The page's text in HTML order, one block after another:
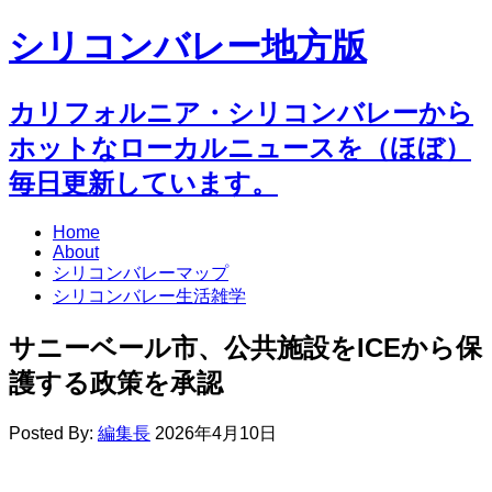
シリコンバレー地方版
カリフォルニア・シリコンバレーから
ホットなローカルニュースを（ほぼ）
毎日更新しています。
Home
About
シリコンバレーマップ
シリコンバレー生活雑学
サニーベール市、公共施設をICEから保
護する政策を承認
Posted By: 編集長 2026年4月10日